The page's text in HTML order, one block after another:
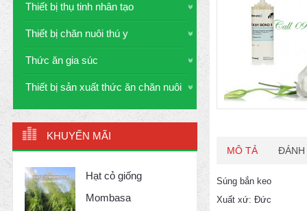
Thiết bị thụ tinh nhân tạo
Thiết bị chăn nuôi thú y
Thức ăn gia súc
Thiết bị sản xuất thức ăn chăn nuôi
KHUYẾN MÃI
Hạt cỏ giống
Mombasa
MÔ TẢ ĐÁNH
Súng bắn keo
Xuất xứ: Đức